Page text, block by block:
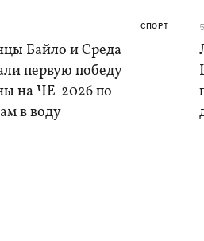
СПОРТ
Байло и Среда
первую победу
на ЧЕ-2026 по
в воду